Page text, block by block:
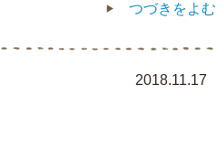
つづきをよむ
2018.11.17